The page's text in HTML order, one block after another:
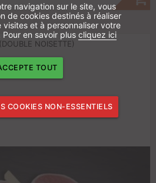
NOISETTE)
navigation sur le site, vous
de cookies destinés à réaliser
et à personnaliser votre
en savoir plus cliquez ici
TOUT
COOKIES NON-ESSENTIELS